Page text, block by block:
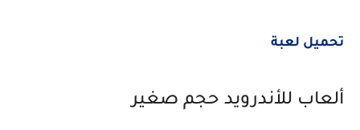
تحميل لعبة
ألعاب للأندرويد حجم صغير